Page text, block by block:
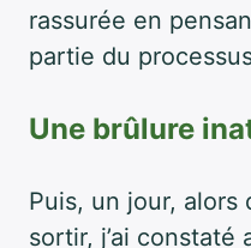
rassurée en
partie du
Une brûlure
Puis, un jour, alors
sortir, j’ai constaté